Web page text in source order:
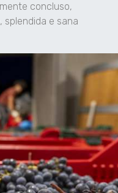
concluso,
splendida e sana